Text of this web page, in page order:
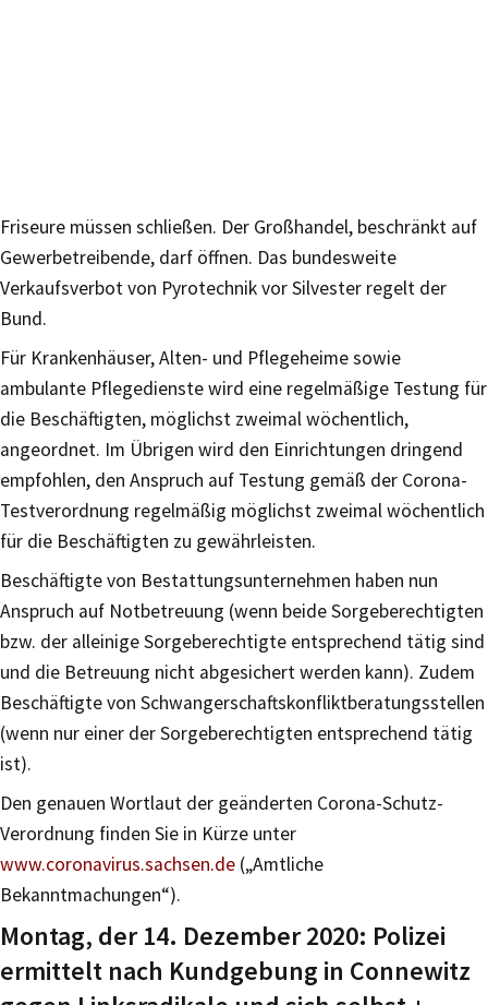
Friseure müssen schließen. Der Großhandel, beschränkt auf
Gewerbetreibende, darf öffnen. Das bundesweite
Verkaufsverbot von Pyrotechnik vor Silvester regelt der
Bund.
Für Krankenhäuser, Alten- und Pflegeheime sowie
ambulante Pflegedienste wird eine regelmäßige Testung für
die Beschäftigten, möglichst zweimal wöchentlich,
angeordnet. Im Übrigen wird den Einrichtungen dringend
empfohlen, den Anspruch auf Testung gemäß der Corona-
Testverordnung regelmäßig möglichst zweimal wöchentlich
für die Beschäftigten zu gewährleisten.
Beschäftigte von Bestattungsunternehmen haben nun
Anspruch auf Notbetreuung (wenn beide Sorgeberechtigten
bzw. der alleinige Sorgeberechtigte entsprechend tätig sind
und die Betreuung nicht abgesichert werden kann). Zudem
Beschäftigte von Schwangerschaftskonfliktberatungsstellen
(wenn nur einer der Sorgeberechtigten entsprechend tätig
ist).
Den genauen Wortlaut der geänderten Corona-Schutz-
Verordnung finden Sie in Kürze unter
www.coronavirus.sachsen.de („Amtliche
Bekanntmachungen“).
Montag, der 14. Dezember 2020: Polizei
ermittelt nach Kundgebung in Connewitz